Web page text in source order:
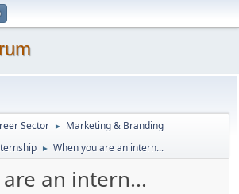
Sector ► Marketing & Branding
► When you are an intern...
an intern...